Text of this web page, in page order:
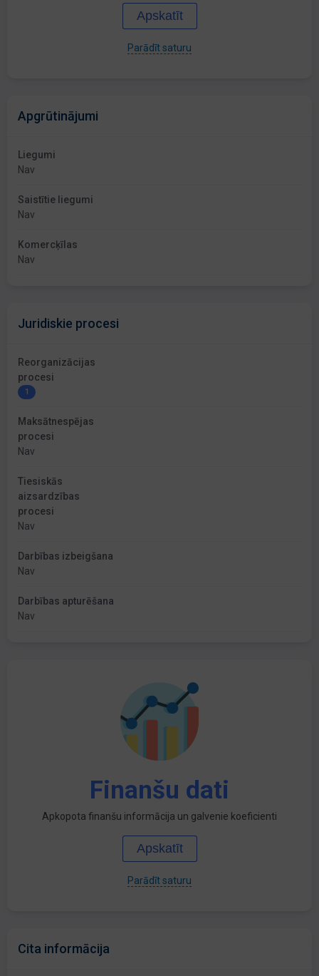
Apskatīt
Parādīt saturu
Apgrūtinājumi
Liegumi
Nav
Saistītie liegumi
Nav
Komercķīlas
Nav
Juridiskie procesi
Reorganizācijas
procesi
1
Maksātnespējas
procesi
Nav
Tiesiskās
aizsardzības
procesi
Nav
Darbības izbeigšana
Nav
Darbības apturēšana
Nav
Finanšu dati
Apkopota finanšu informācija un galvenie koeficienti
Apskatīt
Parādīt saturu
Cita informācija